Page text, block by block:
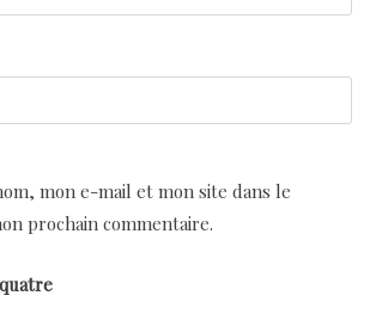
mon e-mail et mon site dans le
prochain commentaire.
quatre